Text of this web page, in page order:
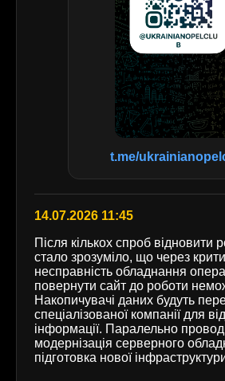
t.me/
14.07.2026 11:45
Після кількох спроб відновити
стало зрозуміло, що через
несправність обладнання
повернути сайт до роботи
Накопичувачі даних будуть
спеціалізованої компанії для
інформації. Паралельно
модернізація серверного
підготовка нової